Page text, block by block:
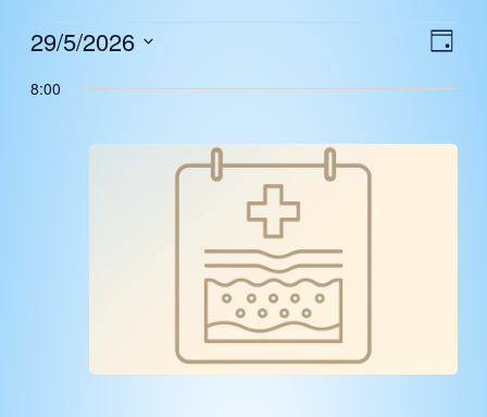
Den
29/5/2026
datum.
8:00